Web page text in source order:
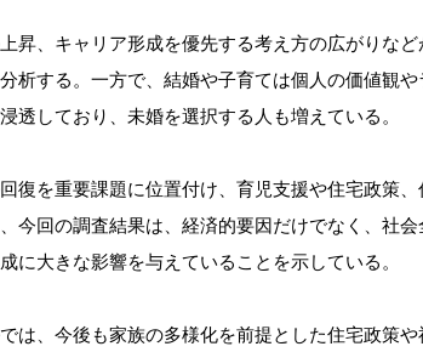
昇、キャリア形成を優先する考え方の広がりなど
析する。一方で、結婚や子育ては個人の価値観や
透しており、未婚を選択する人も増えている。
復を重要課題に位置付け、育児支援や住宅政策、
今回の調査結果は、経済的要因だけでなく、社会
に大きな影響を与えていることを示している。
は、今後も家族の多様化を前提とした住宅政策や